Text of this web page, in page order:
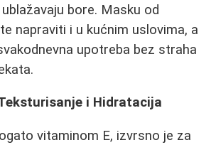
bore. Masku od
napraviti i u kućnim uslovima, a
upotreba bez straha
i Hidratacija
vitaminom E, izvrsno je za